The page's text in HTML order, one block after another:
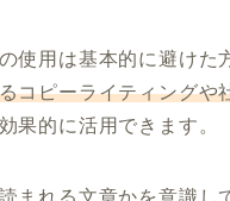
使用は基本的に避けた
コピーライティングや
果的に活用できます。